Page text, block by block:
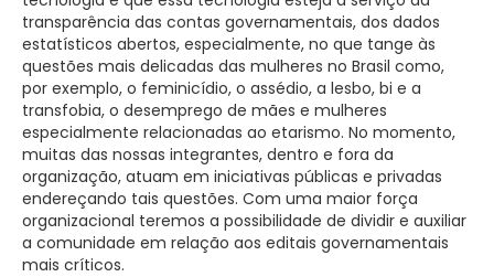
transparência das contas governamentais, dos dados
estatísticos abertos, especialmente, no que tange às
questões mais delicadas das mulheres no Brasil como,
por exemplo, o feminicídio, o assédio, a lesbo, bi e a
transfobia, o desemprego de mães e mulheres
especialmente relacionadas ao etarismo. No momento,
muitas das nossas integrantes, dentro e fora da
organização, atuam em iniciativas públicas e privadas
endereçando tais questões. Com uma maior força
organizacional teremos a possibilidade de dividir e auxiliar
a comunidade em relação aos editais governamentais
mais críticos.